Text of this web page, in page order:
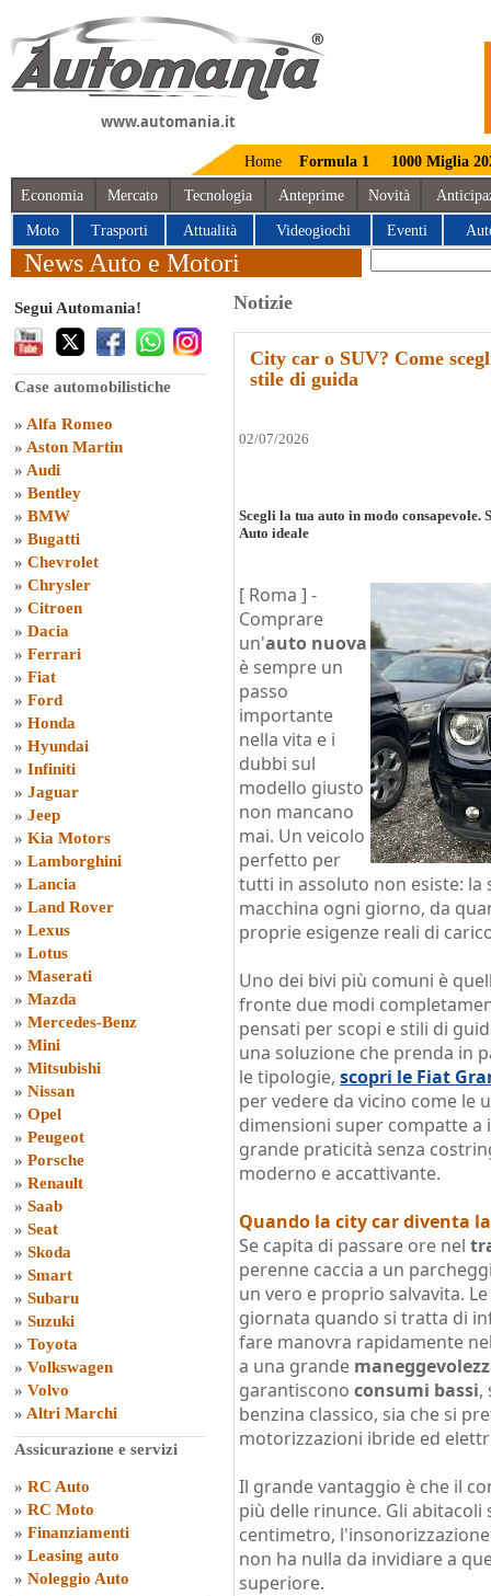
www.automania.it
Home Formula 1 1000 Miglia
Economia Mercato Tecnologia Anteprime Novità
Moto Trasporti Attualità Videogiochi Eventi
News Auto e Motori
Segui Automania!
Case automobilistiche
» Alfa Romeo
» Aston Martin
» Audi
» Bentley
» BMW
» Bugatti
» Chevrolet
» Chrysler
» Citroen
» Dacia
» Ferrari
» Fiat
» Ford
» Honda
» Hyundai
» Infiniti
» Jaguar
» Jeep
» Kia Motors
» Lamborghini
» Lancia
» Land Rover
» Lexus
» Lotus
» Maserati
» Mazda
» Mercedes-Benz
» Mini
» Mitsubishi
» Nissan
» Opel
» Peugeot
» Porsche
» Renault
» Saab
» Seat
» Skoda
» Smart
» Subaru
» Suzuki
» Toyota
» Volkswagen
» Volvo
» Altri Marchi
Assicurazione e servizi
» RC Auto
» RC Moto
» Finanziamenti
» Leasing auto
» Noleggio Auto
Notizie
City car o SUV? Come
stile di guida
02/07/2026
Scegli la tua auto in modo consapevole.
Auto ideale
[ Roma ] -
Comprare
un'auto nuova
è sempre un
passo
importante
nella vita e i
dubbi sul
modello giusto
non mancano
mai. Un veicolo
perfetto per
tutti in assoluto non esiste: la
macchina ogni giorno, da
proprie esigenze reali di
Uno dei bivi più comuni è
fronte due modi
pensati per scopi e stili di
una soluzione che prenda in
le tipologie, scopri le Fiat
per vedere da vicino come le
dimensioni super compatte
grande praticità senza
moderno e accattivante.
Quando la city car diventa
Se capita di passare ore nel
perenne caccia a un
un vero e proprio salvavita. Le
giornata quando si tratta di
fare manovra rapidamente
a una grande
garantiscono consumi bassi,
benzina classico, sia che si
motorizzazioni ibride ed
Il grande vantaggio è che il
più delle rinunce. Gli
centimetro,
non ha nulla da invidiare a
superiore.